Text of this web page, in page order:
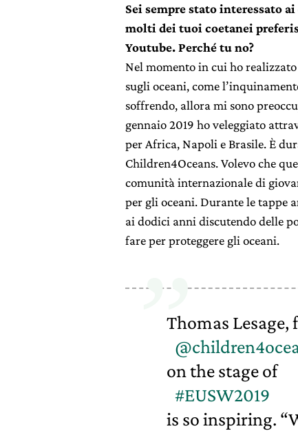
Sei sempre stato interessato
molti dei tuoi coetanei
Youtube. Perché tu no?
Nel momento in cui ho
sugli oceani, come
soffrendo, allora mi sono
gennaio 2019 ho veleggiato
per Africa, Napoli e Brasile. È
Children4Oceans. Volevo che
comunità internazionale di
per gli oceani. Durante le tappe
ai dodici anni discutendo delle
fare per proteggere gli oceani.
Thomas Lesage,
on the stage of
#EUSW2019
is so inspiring.